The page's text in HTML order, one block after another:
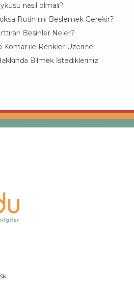
nasıl olmalı?
Rutin mi Beslemek Gerekir?
Besinler Neler?
Komar ile Renkler Üzerine
Bilmek İstedikleriniz